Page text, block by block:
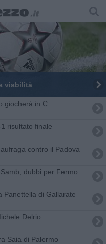
viabilità
giocherà in C
risultato finale
contro il Padova
dubbi per Fermo
Panettella di Gallarate
Delrio
Saia di Palermo